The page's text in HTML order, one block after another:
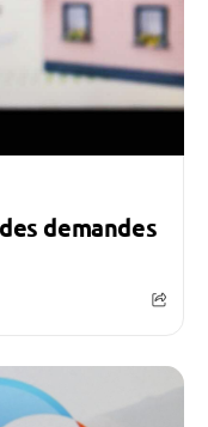
demandes